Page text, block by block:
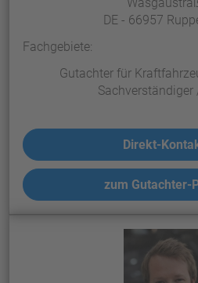
DE - 66957
Fachgebiete:
Gutachter für
Sachverständiger
Direkt-
zum Gutachter-